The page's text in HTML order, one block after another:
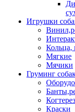
Игрушки
Кольца,
Мягкие
Мячики
Груминг
Краски